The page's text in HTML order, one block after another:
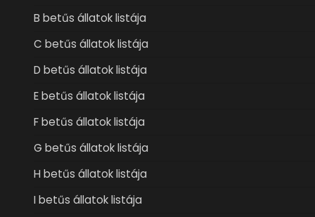
B betűs állatok listája
C betűs állatok listája
D betűs állatok listája
E betűs állatok listája
F betűs állatok listája
G betűs állatok listája
H betűs állatok listája
I betűs állatok listája